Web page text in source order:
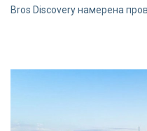
Bros Discovery намерена